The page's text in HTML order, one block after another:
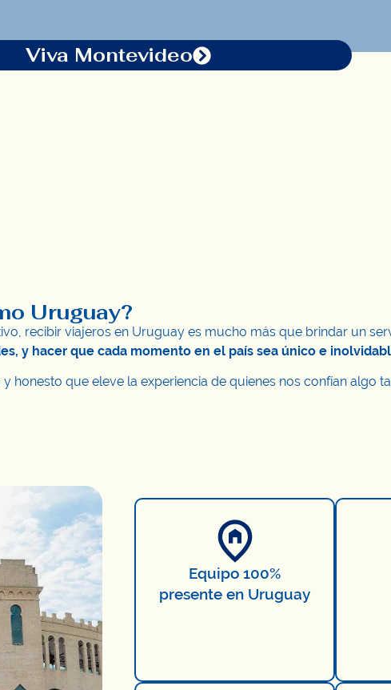
Viva Montevideo
Uruguay?
recibir viajeros en Uruguay es mucho más que brindar un
y hacer que cada momento en el país sea único e
honesto que eleve la experiencia de quienes nos confían algo
Equipo 100%
presente en Uruguay